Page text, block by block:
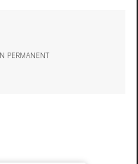
PERMANENT